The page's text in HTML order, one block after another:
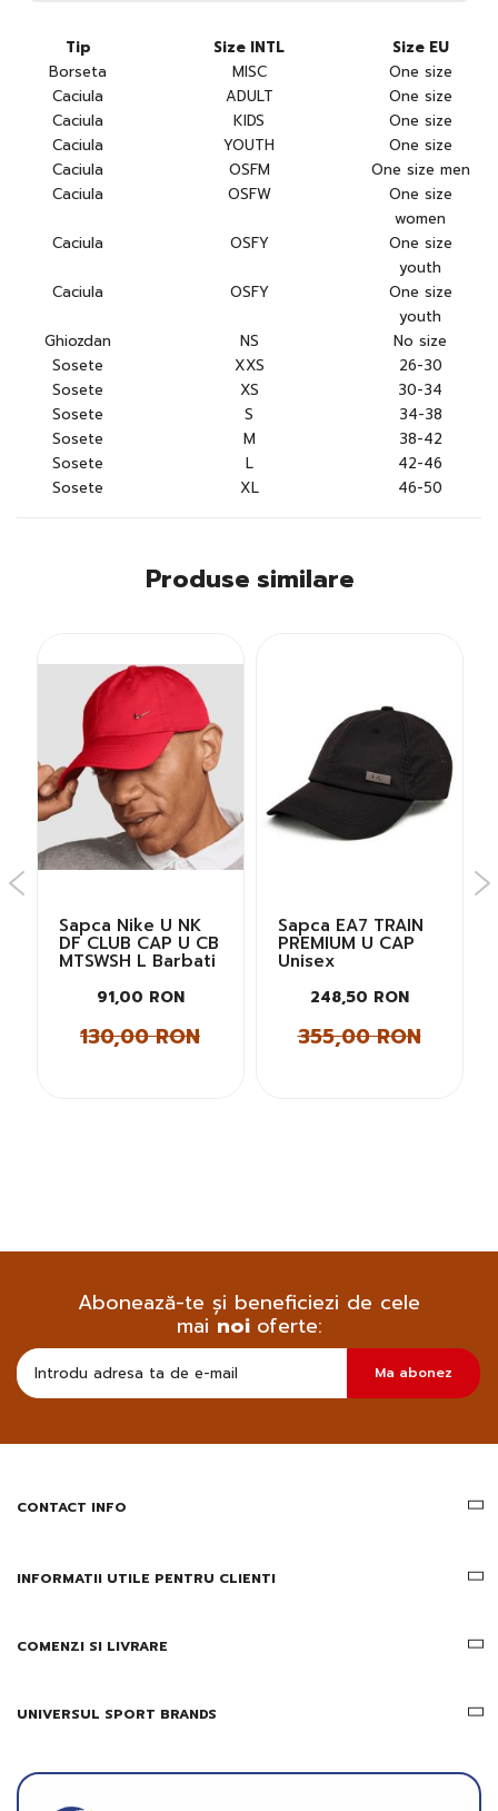
Tip Size INTL
Size EU
Borseta
MISC
One size
Caciula
ADULT
One size
Caciula
KIDS
One size
Caciula
YOUTH
One size
Caciula
OSFM
One size men
Caciula
OSFW
One size
women
Caciula
OSFY
One size
youth
Caciula
OSFY
One size
youth
Ghiozdan
NS
No size
Sosete
XXS
26-30
Sosete
XS
30-34
Sosete
S
34-38
Sosete
M
38-42
Sosete
L
42-46
Sosete
XL 46-50
Produse similare
Sapca Nike U NK
DF CLUB CAP U CB
MTSWSH L Barbati
91,00 RON
130,00 RON
Sapca EA7 TRAIN
PREMIUM U CAP
Unisex
248,50 RON
355,00 RON
Abonează-te și beneficiezi de cele
mainoi oferte:
sa
primesc
informatii
Ma abonez
CONTACT INFO
INFORMATII UTILE PENTRU CLIENTI
COMENZI SI LIVRARE
UNIVERSUL SPORT BRANDS